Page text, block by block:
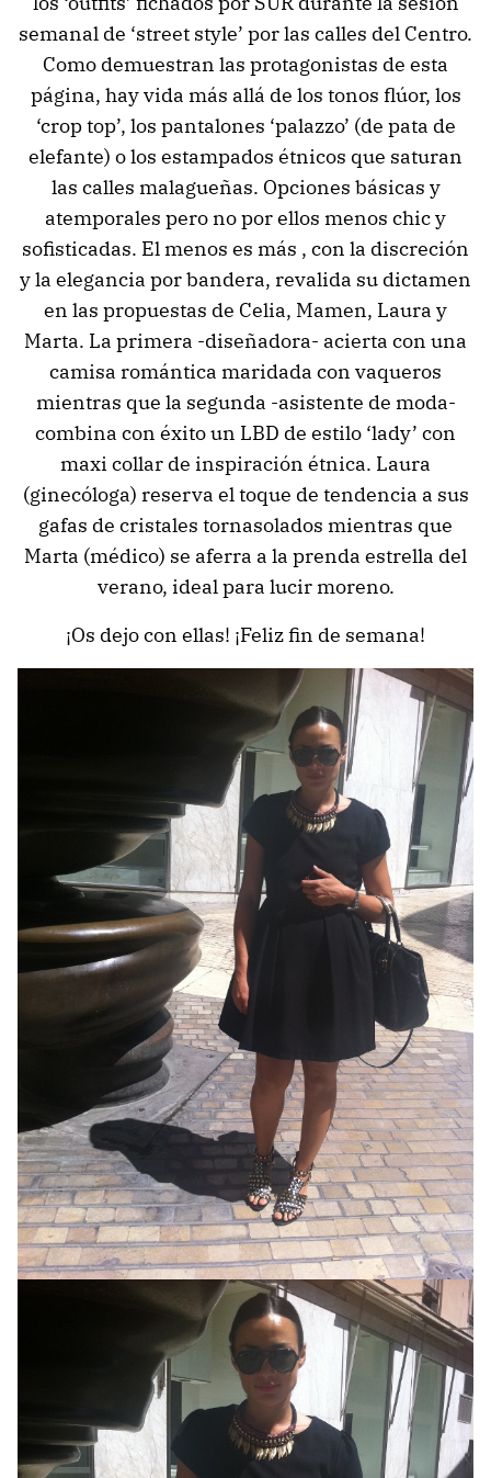
semanal de ‘street style’ por las calles del Centro.
Como demuestran las protagonistas de esta
página, hay vida más allá de los tonos flúor, los
‘crop top’, los pantalones ‘palazzo’ (de pata de
elefante) o los estampados étnicos que saturan
las calles malagueñas. Opciones básicas y
atemporales pero no por ellos menos chic y
sofisticadas. El menos es más , con la discreción
y la elegancia por bandera, revalida su dictamen
en las propuestas de Celia, Mamen, Laura y
Marta. La primera -diseñadora- acierta con una
camisa romántica maridada con vaqueros
mientras que la segunda -asistente de moda-
combina con éxito un LBD de estilo ‘lady’ con
maxi collar de inspiración étnica. Laura
(ginecóloga) reserva el toque de tendencia a sus
gafas de cristales tornasolados mientras que
Marta (médico) se aferra a la prenda estrella del
verano, ideal para lucir moreno.
¡Os dejo con ellas! ¡Feliz fin de semana!